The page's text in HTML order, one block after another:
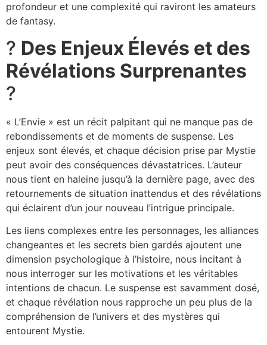
profondeur et une complexité qui raviront les amateurs
de fantasy.
? Des Enjeux Élevés et des
Révélations Surprenantes
?
« L’Envie » est un récit palpitant qui ne manque pas de
rebondissements et de moments de suspense. Les
enjeux sont élevés, et chaque décision prise par Mystie
peut avoir des conséquences dévastatrices. L’auteur
nous tient en haleine jusqu’à la dernière page, avec des
retournements de situation inattendus et des révélations
qui éclairent d’un jour nouveau l’intrigue principale.
Les liens complexes entre les personnages, les alliances
changeantes et les secrets bien gardés ajoutent une
dimension psychologique à l’histoire, nous incitant à
nous interroger sur les motivations et les véritables
intentions de chacun. Le suspense est savamment dosé,
et chaque révélation nous rapproche un peu plus de la
compréhension de l’univers et des mystères qui
entourent Mystie.